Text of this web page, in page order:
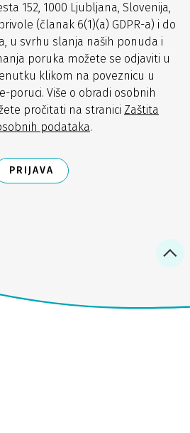
152, 1000 Ljubljana, Slovenija,
(članak 6(1)(a) GDPR-a) i do
u svrhu slanja naših ponuda i
poruka možete se odjaviti u
klikom na poveznicu u
poruci. Više o obradi osobnih
pročitati na stranici Zaštita
podataka.
PRIJAVA